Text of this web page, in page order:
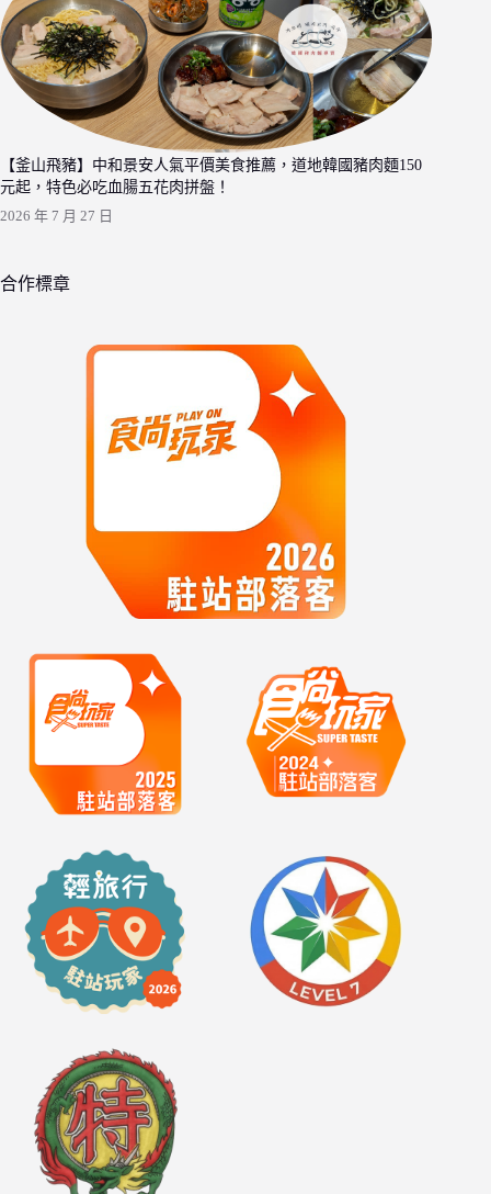
【釜山飛豬】中和景安人氣平價美食推薦，道地韓國豬肉麵150
元起，特色必吃血腸五花肉拼盤！
2026 年 7 月 27 日
合作標章